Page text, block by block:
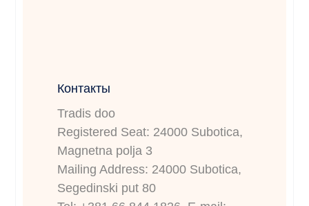
Контакты
Tradis doo
Registered Seat: 24000 Subotica,
Magnetna polja 3
Mailing Address: 24000 Subotica,
Segedinski put 80